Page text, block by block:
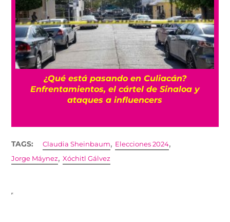
Eclipse solar total del 12 de agosto:
será visible?
TAGS: Claudia Sheinbaum, Elecciones 2024,
Jorge Máynez,Xóchitl Gálvez